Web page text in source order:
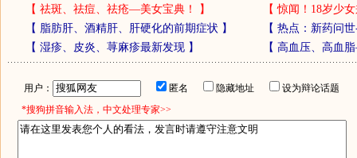
【 祛斑、祛痘、祛疮—美女宝典！ 】 【惊闻！18岁少
【 脂肪肝、酒精肝、肝硬化的前期症状 】 【 热点：新药问
【 湿疹、皮炎、荨麻疹最新发现】 【 高血压、高血
用户： 匿名 隐藏地址
设为辩论话题
*搜狗拼音输入法，中文处理专家>>